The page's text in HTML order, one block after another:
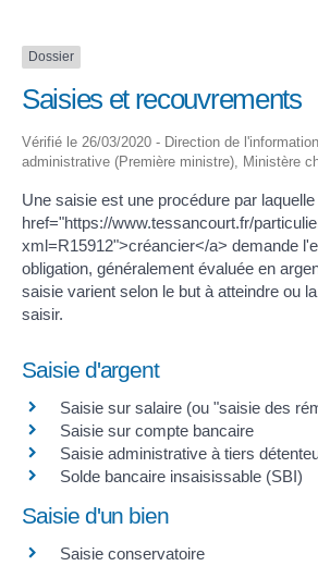
Dossier
Saisies et recouvrements
Vérifié le 26/03/2020 - Direction de
administrative (Première ministre), Ministère
Une saisie est une procédure par
href="https://www.tessancourt.fr/
xml=R15912">créancier</a> demande
obligation, généralement évaluée en
saisie varient selon le but à atteindre ou
saisir.
Saisie d'argent
Saisie sur salaire (ou "saisie des
Saisie sur compte bancaire
Saisie administrative à tiers
Solde bancaire insaisissable (SBI)
Saisie d'un bien
Saisie conservatoire